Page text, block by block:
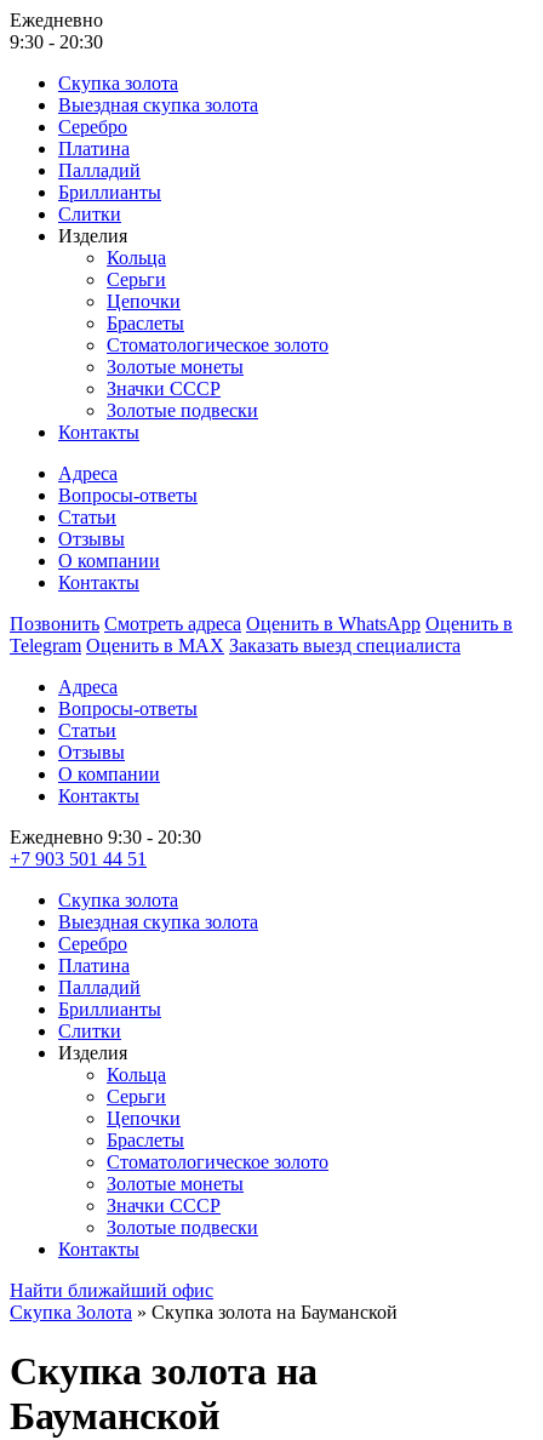
Ежедневно
9:30 - 20:30
Скупка золота
Выездная скупка золота
Серебро
Платина
Палладий
Бриллианты
Слитки
Изделия
Кольца
Серьги
Цепочки
Браслеты
Стоматологическое золото
Золотые монеты
Значки СССР
Золотые подвески
Контакты
Адреса
Вопросы-ответы
Статьи
Отзывы
О компании
Контакты
Позвонить Смотреть адреса Оценить в WhatsApp Оценить в
Telegram Оценить в MAX Заказать выезд специалиста
Адреса
Вопросы-ответы
Статьи
Отзывы
О компании
Контакты
Ежедневно 9:30 - 20:30
+7 903 501 44 51
Скупка золота
Выездная скупка золота
Серебро
Платина
Палладий
Бриллианты
Слитки
Изделия
Кольца
Серьги
Цепочки
Браслеты
Стоматологическое золото
Золотые монеты
Значки СССР
Золотые подвески
Контакты
Найти ближайший офис
Скупка Золота » Скупка золота на Бауманской
Скупка золота на
Бауманской